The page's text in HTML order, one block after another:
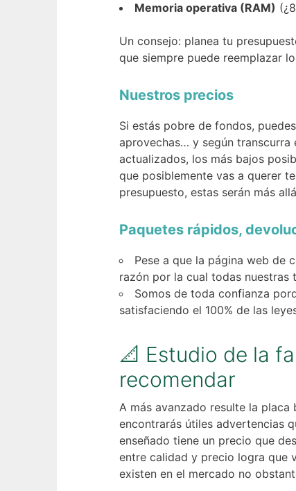
Memoria operativa (RAM)
Un consejo: planea tu
que siempre puede reemplazar
Nuestros precios
Si estás pobre de fondos,
aprovechas… y según
actualizados, los más bajos
que posiblemente vas a querer
presupuesto, estas serán más
Paquetes rápidos,
Pese a que la página web de
razón por la cual todas nuestras
Somos de toda confianza
satisfaciendo el 100% de las
📐 Estudio de la
recomendar
A más avanzado resulte la
encontrarás útiles advertencias
enseñado tiene un precio que
entre calidad y precio logra que
existen en el mercado no